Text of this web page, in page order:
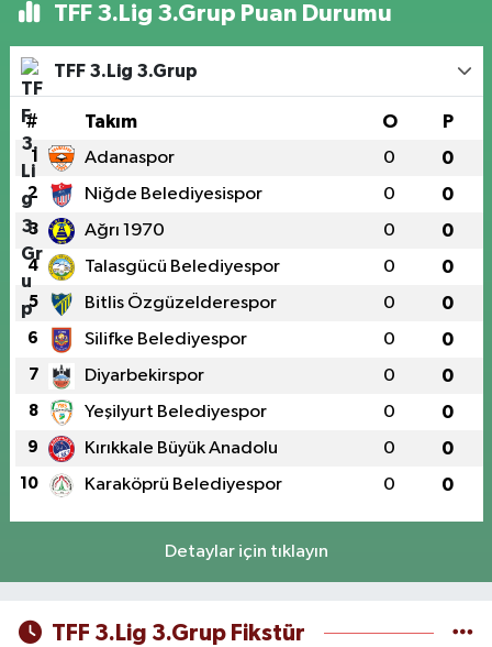
TFF 3.Lig 3.Grup Puan Durumu
TFF 3.Lig 3.Grup
# Takım O P
1 Adanaspor 0 0
2 Niğde Belediyesispor 0 0
3 Ağrı 1970 0 0
4 Talasgücü Belediyespor 0 0
5 Bitlis Özgüzelderespor 0 0
6 Silifke Belediyespor 0 0
7 Diyarbekirspor 0 0
8 Yeşilyurt Belediyespor 0 0
9 Kırıkkale Büyük Anadolu 0 0
10 Karaköprü Belediyespor 0 0
Detaylar için tıklayın
TFF 3.Lig 3.Grup Fikstür